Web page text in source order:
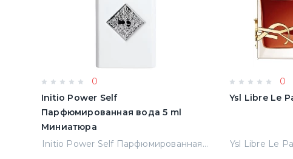
0
Initio Power Self
Парфюмированная вода 5 ml
Миниатюра
Initio Power Self Парфюмированная вода 5 ml Миниатюра
0
Ysl Libre Le
Ysl Libre Le